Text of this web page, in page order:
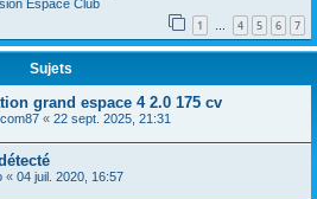
Espace Club
1 … 4 5 6 7
Sujets
grand espace 4 2.0 175 cv
« 22 sept. 2025, 21:31
« 04 juil. 2020, 16:57